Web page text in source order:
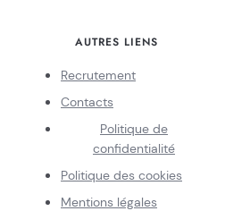
AUTRES LIENS
Recrutement
Contacts
Politique de
confidentialité
Politique des cookies
Mentions légales